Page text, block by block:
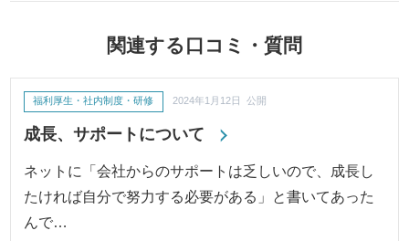
関連する口コミ・質問
成長、サポートについて
福利厚生・社内制度・研修 2024年1月12日 公開
ネットに「会社からのサポートは乏しいので、成長し
たければ自分で努力する必要がある」と書いてあった
んで…